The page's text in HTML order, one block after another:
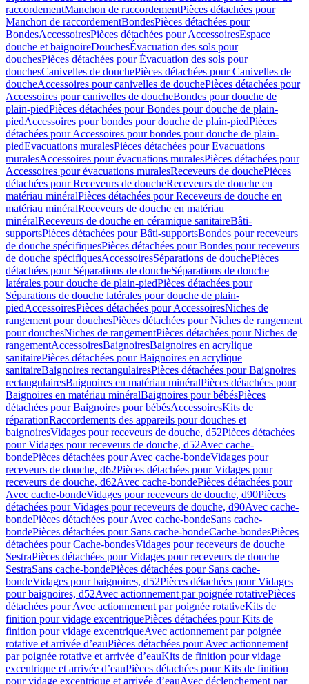
raccordementManchon de raccordementPièces détachées pour
Manchon de raccordementBondesPièces détachées pour
BondesAccessoiresPièces détachées pour AccessoiresEspace
douche et baignoireDouchesÉvacuation des sols pour
douchesPièces détachées pour Évacuation des sols pour
douchesCanivelles de douchePièces détachées pour Canivelles de
doucheAccessoires pour canivelles de douchePièces détachées pour
Accessoires pour canivelles de doucheBondes pour douche de
plain-piedPièces détachées pour Bondes pour douche de plain-
piedAccessoires pour bondes pour douche de plain-piedPièces
détachées pour Accessoires pour bondes pour douche de plain-
piedEvacuations muralesPièces détachées pour Evacuations
muralesAccessoires pour évacuations muralesPièces détachées pour
Accessoires pour évacuations muralesReceveurs de douchePièces
détachées pour Receveurs de doucheReceveurs de douche en
matériau minéralPièces détachées pour Receveurs de douche en
matériau minéralReceveurs de douche en matériau
minéralReceveurs de douche en céramique sanitaireBâti-
supportsPièces détachées pour Bâti-supportsBondes pour receveurs
de douche spécifiquesPièces détachées pour Bondes pour receveurs
de douche spécifiquesAccessoiresSéparations de douchePièces
détachées pour Séparations de doucheSéparations de douche
latérales pour douche de plain-piedPièces détachées pour
Séparations de douche latérales pour douche de plain-
piedAccessoiresPièces détachées pour AccessoiresNiches de
rangement pour douchesPièces détachées pour Niches de rangement
pour douchesNiches de rangementPièces détachées pour Niches de
rangementAccessoiresBaignoiresBaignoires en acrylique
sanitairePièces détachées pour Baignoires en acrylique
sanitaireBaignoires rectangulairesPièces détachées pour Baignoires
rectangulairesBaignoires en matériau minéralPièces détachées pour
Baignoires en matériau minéralBaignoires pour bébésPièces
détachées pour Baignoires pour bébésAccessoiresKits de
réparationRaccordements des appareils pour douches et
baignoiresVidages pour receveurs de douche, d52Pièces détachées
pour Vidages pour receveurs de douche, d52Avec cache-
bondePièces détachées pour Avec cache-bondeVidages pour
receveurs de douche, d62Pièces détachées pour Vidages pour
receveurs de douche, d62Avec cache-bondePièces détachées pour
Avec cache-bondeVidages pour receveurs de douche, d90Pièces
détachées pour Vidages pour receveurs de douche, d90Avec cache-
bondePièces détachées pour Avec cache-bondeSans cache-
bondePièces détachées pour Sans cache-bondeCache-bondesPièces
détachées pour Cache-bondesVidages pour receveurs de douche
SestraPièces détachées pour Vidages pour receveurs de douche
SestraSans cache-bondePièces détachées pour Sans cache-
bondeVidages pour baignoires, d52Pièces détachées pour Vidages
pour baignoires, d52Avec actionnement par poignée rotativePièces
détachées pour Avec actionnement par poignée rotativeKits de
finition pour vidage excentriquePièces détachées pour Kits de
finition pour vidage excentriqueAvec actionnement par poignée
rotative et arrivée d’eauPièces détachées pour Avec actionnement
par poignée rotative et arrivée d’eauKits de finition pour vidage
excentrique et arrivée d’eauPièces détachées pour Kits de finition
pour vidage excentrique et arrivée d’eauAvec déclenchement par